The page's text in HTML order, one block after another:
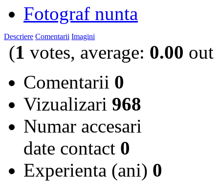
Fotograf nunta
Descriere Comentarii Imagini
(1 votes, average: 0.00 out
Comentarii 0
Vizualizari 968
Numar accesari
date contact 0
Experienta (ani) 0